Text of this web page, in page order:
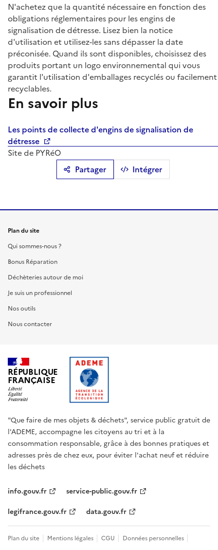
Partager Intégrer
N'achetez que la quantité nécessaire en fonction des
obligations réglementaires pour les engins de
signalisation de détresse. Lisez bien la notice
d'utilisation et utilisez-les sans dépasser la date
préconisée. Quand ils sont disponibles, choisissez des
produits portant un logo environnemental qui vous
garantit l'utilisation d'emballages recyclés ou facilement
recyclables.
En savoir plus
Les points de collecte d'engins de signalisation de
détresse
Site de PYRéO
Plan du site
Qui sommes-nous ?
Bonus Réparation
Déchèteries autour de moi
Je suis un professionnel
Nos outils
Nous contacter
RÉPUBLIQUE
FRANÇAISE
"Que faire de mes objets & déchets", service public gratuit de
l'ADEME, accompagne les citoyens au tri et à la
consommation responsable, grâce à des bonnes pratiques et
adresses près de chez eux, pour éviter l'achat neuf et réduire
les déchets
info.gouv.fr
service-public.gouv.fr
legifrance.gouv.fr
data.gouv.fr
Plan du site Mentions légales CGU Données personnelles